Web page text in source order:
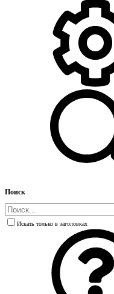
Поиск
Искать только в заголовках